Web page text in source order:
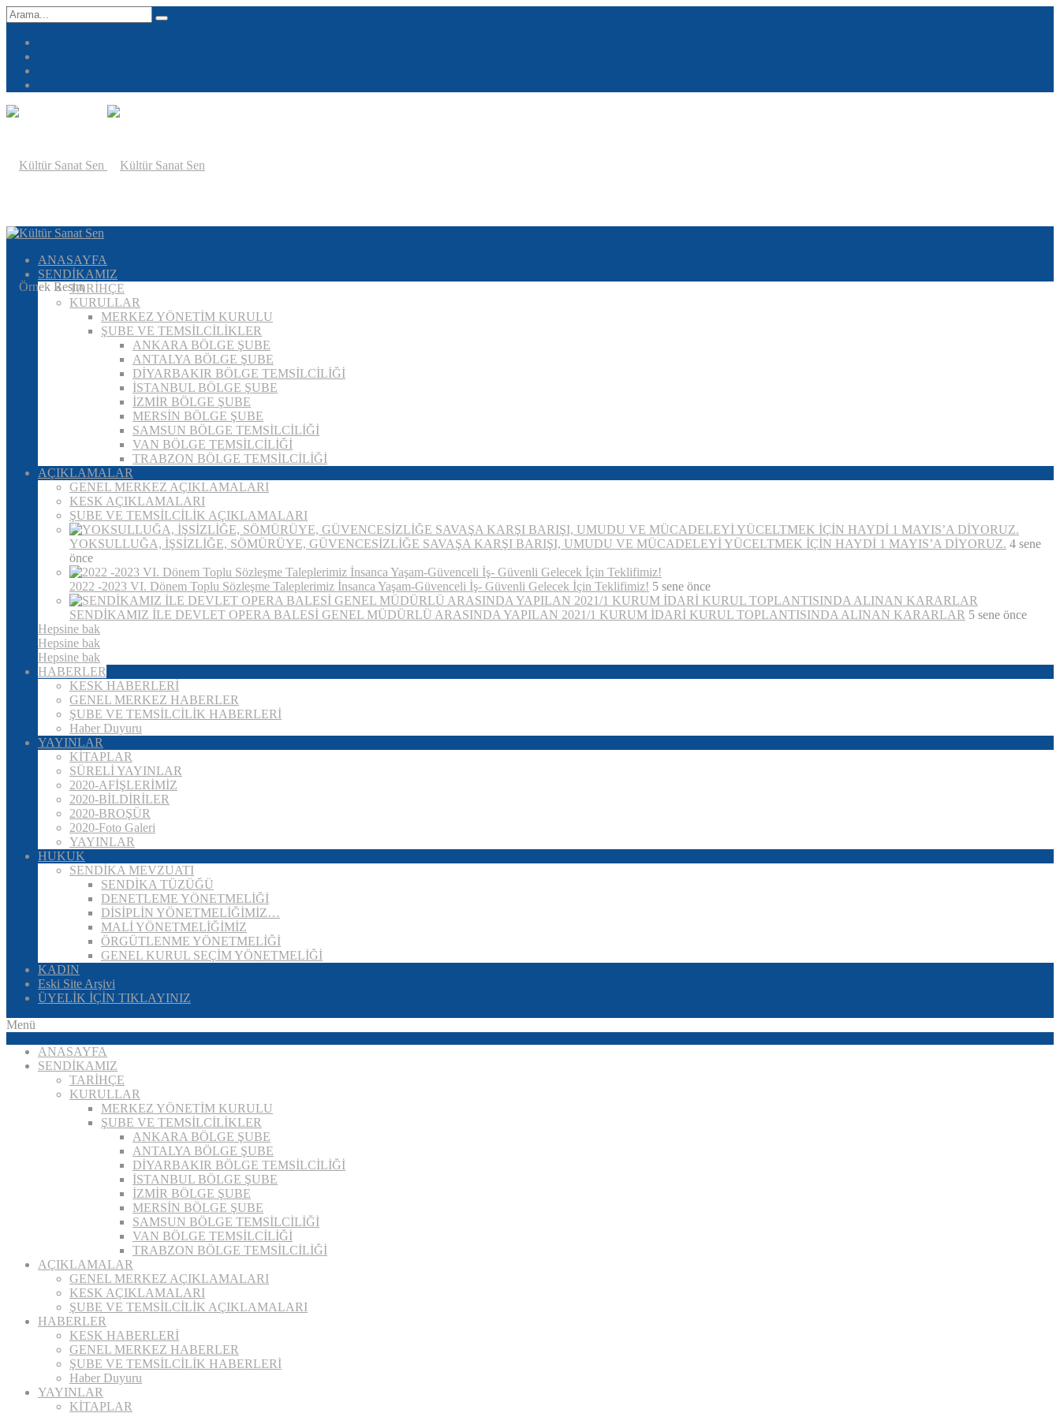
ANASAYFA
SENDİKAMIZ
TARİHÇE
KURULLAR
MERKEZ YÖNETİM KURULU
ŞUBE VE TEMSİLCİLİKLER
ANKARA BÖLGE ŞUBE
ANTALYA BÖLGE ŞUBE
DİYARBAKIR BÖLGE TEMSİLCİLİĞİ
İSTANBUL BÖLGE ŞUBE
İZMİR BÖLGE ŞUBE
MERSİN BÖLGE ŞUBE
SAMSUN BÖLGE TEMSİLCİLİĞİ
VAN BÖLGE TEMSİLCİLİĞİ
TRABZON BÖLGE TEMSİLCİLİĞİ
AÇIKLAMALAR
GENEL MERKEZ AÇIKLAMALARI
KESK AÇIKLAMALARI
ŞUBE VE TEMSİLCİLİK AÇIKLAMALARI
YOKSULLUĞA, İŞSİZLİĞE, SÖMÜRÜYE, GÜVENCESİZLİĞE SAVAŞA KARŞI BARIŞI, UMUDU VE MÜCADELEYİ YÜCELTMEK İÇİN HAYDİ 1 MAYIS’A DİYORUZ. 4 sene
önce
2022 -2023 VI. Dönem Toplu Sözleşme Taleplerimiz İnsanca Yaşam-Güvenceli İş- Güvenli Gelecek İçin Teklifimiz! 5 sene önce
SENDİKAMIZ İLE DEVLET OPERA BALESİ GENEL MÜDÜRLÜ ARASINDA YAPILAN 2021/1 KURUM İDARİ KURUL TOPLANTISINDA ALINAN KARARLAR 5 sene önce
Hepsine bak
Hepsine bak
Hepsine bak
HABERLER
KESK HABERLERİ
GENEL MERKEZ HABERLER
ŞUBE VE TEMSİLCİLİK HABERLERİ
Haber Duyuru
YAYINLAR
KİTAPLAR
SÜRELİ YAYINLAR
2020-AFİŞLERİMİZ
2020-BİLDİRİLER
2020-BROŞÜR
2020-Foto Galeri
YAYINLAR
HUKUK
SENDİKA MEVZUATI
SENDİKA TÜZÜĞÜ
DENETLEME YÖNETMELİĞİ
DİSİPLİN YÖNETMELİĞİMİZ…
MALİ YÖNETMELİĞİMİZ
ÖRGÜTLENME YÖNETMELİĞİ
GENEL KURUL SEÇİM YÖNETMELİĞİ
KADIN
Eski Site Arşivi
ÜYELİK İÇİN TIKLAYINIZ
Menü
ANASAYFA
SENDİKAMIZ
TARİHÇE
KURULLAR
MERKEZ YÖNETİM KURULU
ŞUBE VE TEMSİLCİLİKLER
ANKARA BÖLGE ŞUBE
ANTALYA BÖLGE ŞUBE
DİYARBAKIR BÖLGE TEMSİLCİLİĞİ
İSTANBUL BÖLGE ŞUBE
İZMİR BÖLGE ŞUBE
MERSİN BÖLGE ŞUBE
SAMSUN BÖLGE TEMSİLCİLİĞİ
VAN BÖLGE TEMSİLCİLİĞİ
TRABZON BÖLGE TEMSİLCİLİĞİ
AÇIKLAMALAR
GENEL MERKEZ AÇIKLAMALARI
KESK AÇIKLAMALARI
ŞUBE VE TEMSİLCİLİK AÇIKLAMALARI
HABERLER
KESK HABERLERİ
GENEL MERKEZ HABERLER
ŞUBE VE TEMSİLCİLİK HABERLERİ
Haber Duyuru
YAYINLAR
KİTAPLAR